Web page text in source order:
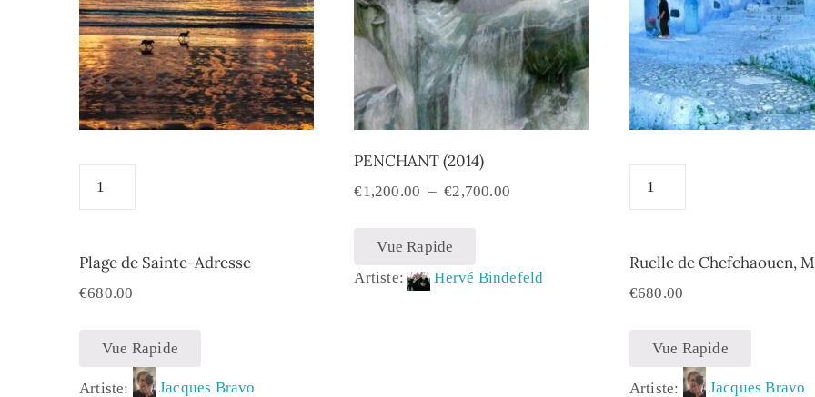
Plage de Sainte-Adresse
€680.00
Vue Rapide
Artiste: Jacques Bravo
PENCHANT (2014)
€1,200.00 – €2,700.00
Vue Rapide
Artiste:
Hervé Bindefeld
Ruelle de Chefchaouen,
€680.00
Vue Rapide
Artiste: Jacques Bravo